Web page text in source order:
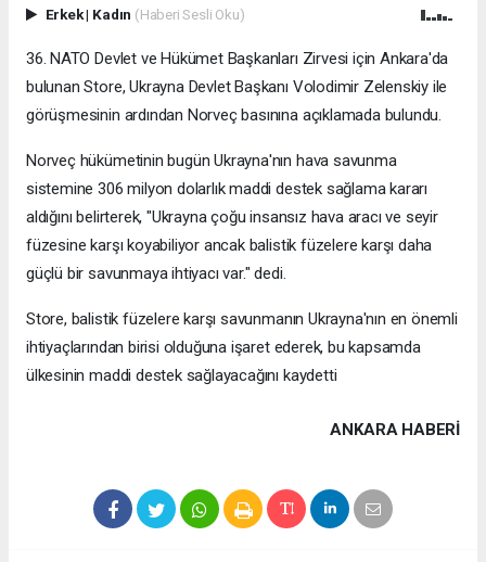
Erkek| Kadın (Haberi Sesli Oku)
36.⁠ NATO Devlet ve Hükümet Başkanları Zirvesi için Ankara'da
bulunan Store, Ukrayna Devlet Başkanı Volodimir Zelenskiy ile
görüşmesinin ardından Norveç basınına açıklamada bulundu.
Norveç hükümetinin bugün Ukrayna'nın hava savunma
sistemine 306 milyon dolarlık maddi destek sağlama kararı
aldığını belirterek, "Ukrayna çoğu insansız hava aracı ve seyir
füzesine karşı koyabiliyor ancak balistik füzelere karşı daha
güçlü bir savunmaya ihtiyacı var." dedi.
Store, balistik füzelere karşı savunmanın Ukrayna'nın en önemli
ihtiyaçlarından birisi olduğuna işaret ederek, bu kapsamda
ülkesinin maddi destek sağlayacağını kaydetti
ANKARA HABERİ